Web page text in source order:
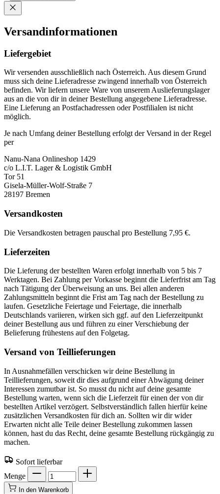
Versandinformationen
Liefergebiet
Wir versenden ausschließlich nach Österreich. Aus diesem Grund
muss sich deine Lieferadresse zwingend innerhalb von Österreich
befinden. Wir liefern unsere Ware von unserem Auslieferungslager
aus an die von dir in deiner Bestellung angegebene Lieferadresse.
Eine Lieferung an Postfachadressen oder Postfilialen ist nicht
möglich.
Je nach Umfang deiner Bestellung erfolgt der Versand in der Regel
per
Nanu-Nana Onlineshop 1429
c/o L.I.T. Lager & Logistik GmbH
Tor 51
Gisela-Müller-Wolf-Straße 7
28197 Bremen
Versandkosten
Die Versandkosten betragen pauschal pro Bestellung 7,95 €.
Lieferzeiten
Die Lieferung der bestellten Waren erfolgt innerhalb von 5 bis 7
Werktagen. Bei Zahlung per Vorkasse beginnt die Lieferfrist am Tag
nach Tätigung der Überweisung an uns. Bei allen anderen
Zahlungsmitteln beginnt die Frist am Tag nach der Bestellung zu
laufen. Gesetzliche Feiertage und Feiertage, die innerhalb
Deutschlands variieren, wirken sich ggf. auf den Lieferzeitpunkt
deiner Bestellung aus und führen zu einer Verschiebung der
Belieferung frühestens auf den Folgetag.
Versand von Teillieferungen
In Ausnahmefällen verschicken wir deine Bestellung in
Teillieferungen, soweit dir dies aufgrund einer Abwägung deiner
Interessen zumutbar ist. So musst du nicht auf deine gesamte
Bestellung warten, wenn sich die Lieferzeit für einen der von dir
bestellten Artikel verzögert. Selbstverständlich fallen hierfür keine
zusätzlichen Versandkosten für dich an. Sollten wir dir wider
Erwarten nicht alle Teile deiner Bestellung zukommen lassen
können, hast du das Recht, deine gesamte Bestellung rückgängig zu
machen.
Sofort lieferbar
Menge
In den Warenkorb